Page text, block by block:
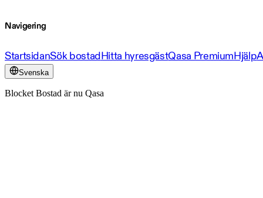
Navigering
StartsidanSök bostadHitta hyresgästQasa PremiumHjälp
Svenska
Blocket Bostad är nu Qasa